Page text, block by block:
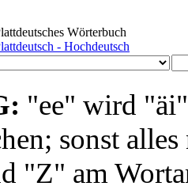
Wörterbuch
- Hochdeutsch
"ee" wird
sonst
"Z" am